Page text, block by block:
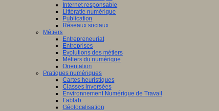
Internet responsable
Littératie numérique
Publication
Réseaux sociaux
Métiers
Entrepreneuriat
Entreprises
Evolutions des métiers
Métiers du numérique
Orientation
Pratiques numériques
Cartes heuristiques
Classes inversées
Environnement Numérique de Travail
Fablab
Géolocalisation